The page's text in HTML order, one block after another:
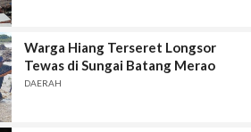
Warga Hiang Terseret Longsor
Tewas di Sungai Batang Merao
DAERAH